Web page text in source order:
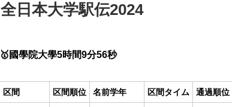
全日本大学駅伝2024
🥇國學院大學5時間9分56秒
区間 区間順位 名前学年 区間タイム 通過順位